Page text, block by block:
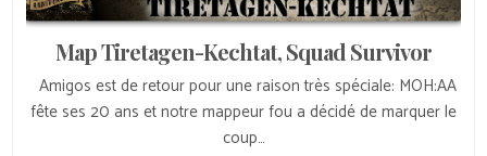
Map Tiretagen-Kechtat, Squad Survivor
Amigos est de retour pour une raison très spéciale: MOH:AA
fête ses 20 ans et notre mappeur fou a décidé de marquer le
coup…